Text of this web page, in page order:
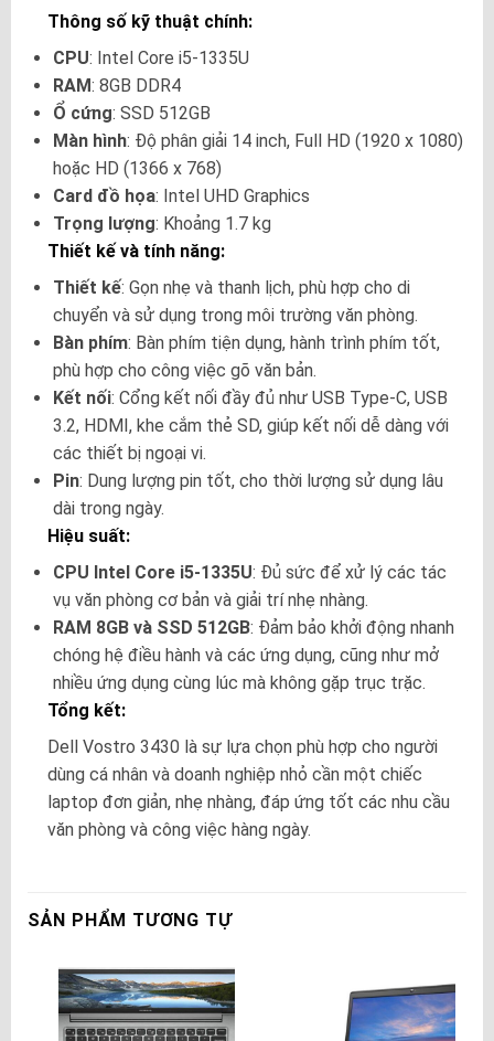
Thông số kỹ thuật chính:
CPU: Intel Core i5-1335U
RAM: 8GB DDR4
Ổ cứng: SSD 512GB
Màn hình: Độ phân giải 14 inch, Full HD (1920 x 1080)
hoặc HD (1366 x 768)
Card đồ họa: Intel UHD Graphics
Trọng lượng: Khoảng 1.7 kg
Thiết kế và tính năng:
Thiết kế: Gọn nhẹ và thanh lịch, phù hợp cho di
chuyển và sử dụng trong môi trường văn phòng.
Bàn phím: Bàn phím tiện dụng, hành trình phím tốt,
phù hợp cho công việc gõ văn bản.
Kết nối: Cổng kết nối đầy đủ như USB Type-C, USB
3.2, HDMI, khe cắm thẻ SD, giúp kết nối dễ dàng với
các thiết bị ngoại vi.
Pin: Dung lượng pin tốt, cho thời lượng sử dụng lâu
dài trong ngày.
Hiệu suất:
CPU Intel Core i5-1335U: Đủ sức để xử lý các tác
vụ văn phòng cơ bản và giải trí nhẹ nhàng.
RAM 8GB và SSD 512GB: Đảm bảo khởi động nhanh
chóng hệ điều hành và các ứng dụng, cũng như mở
nhiều ứng dụng cùng lúc mà không gặp trục trặc.
Tổng kết:
Dell Vostro 3430 là sự lựa chọn phù hợp cho người
dùng cá nhân và doanh nghiệp nhỏ cần một chiếc
laptop đơn giản, nhẹ nhàng, đáp ứng tốt các nhu cầu
văn phòng và công việc hàng ngày.
SẢN PHẨM TƯƠNG TỰ